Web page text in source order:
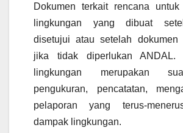
Dokumen terkait rencana untuk
lingkungan yang dibuat
disetujui atau setelah dokumen
jika tidak diperlukan ANDAL.
lingkungan merupakan
pengukuran, pencatatan,
pelaporan yang terus-
dampak lingkungan.